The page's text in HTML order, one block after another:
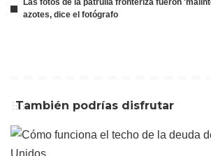
Las fotos de la patrulla fronteriza fueron
azotes, dice el fotógrafo
También podrías disfrutar